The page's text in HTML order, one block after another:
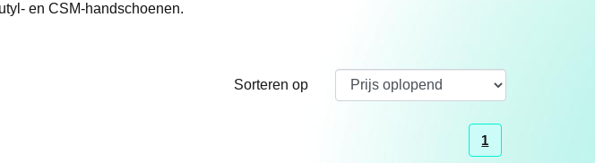
en CSM-handschoenen.
Sorteren op
1